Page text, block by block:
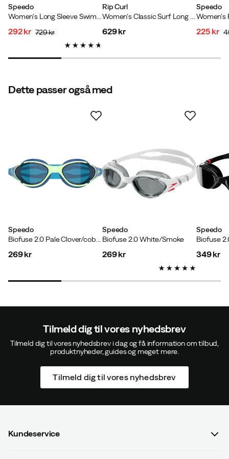
Speedo
292 kr 729 kr
Rip Curl
629 kr
Speedo
225 kr
Dette passer også med
Speedo
269 kr
Speedo
Biofuse 2.0 White/Smoke
269 kr
Speedo
Biofuse
349 kr
Tilmeld dig til vores nyhedsbrev
Tilmeld dig til vores nyhedsbrev i dag og få information om tilbud,
produktnyheder, guides og meget mere.
Tilmeld dig til vores nyhedsbrev
Kundeservice